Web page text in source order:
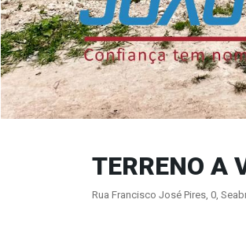
TERRENO A
Rua Francisco José Pires, 0,